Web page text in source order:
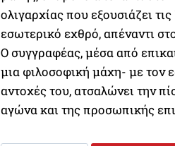
25,00 €.είναι:
22,00 €.
ολιγαρχίας που εξουσιάζει
εσωτερικό εχθρό, απέναντι
Ο συγγραφέας, μέσα από
μια φιλοσοφική μάχη- με τον
αντοχές του, ατσαλώνει την
αγώνα και της προσωπικής